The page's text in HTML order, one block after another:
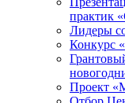
практик
Лидеры
Конкурс
Проект